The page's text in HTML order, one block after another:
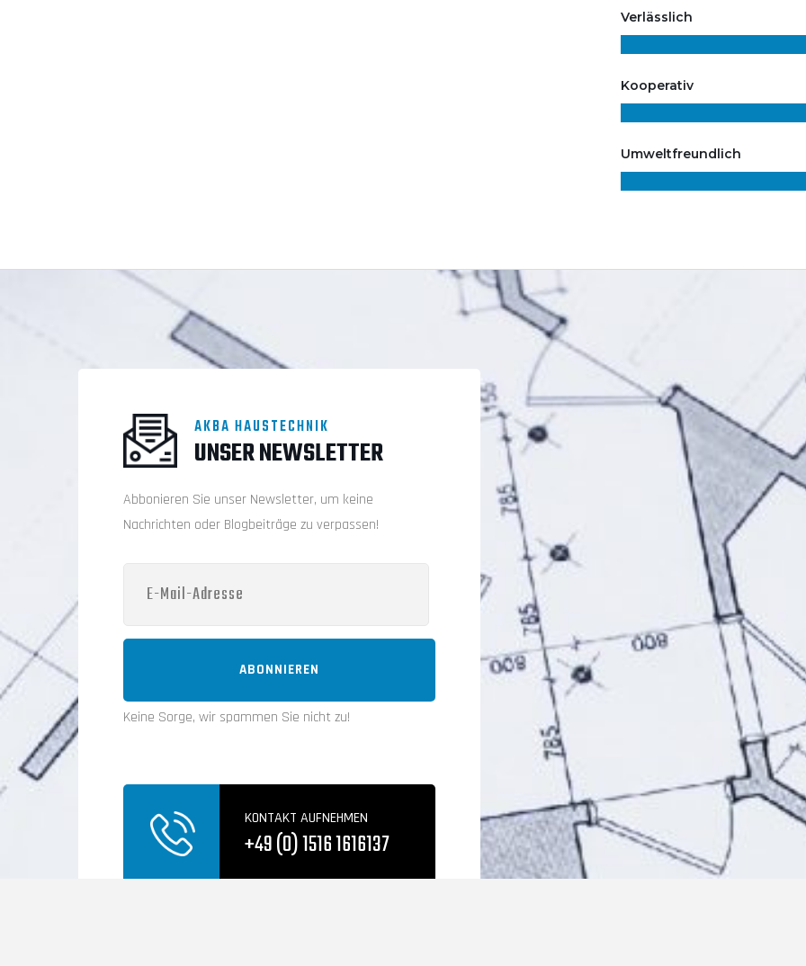
Verlässlich
Kooperativ
Umweltfreundlich
AKBA HAUSTECHNIK
UNSER NEWSLETTER
Abbonieren Sie unser Newsletter, um keine
Nachrichten oder Blogbeiträge zu verpassen!
ABONNIEREN
Keine Sorge, wir spammen Sie nicht zu!
KONTAKT AUFNEHMEN
+49 (0) 1516 1616137